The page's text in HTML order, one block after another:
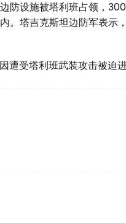
防设施被塔利班占领，
。塔吉克斯坦边防军表示
受塔利班武装攻击被迫